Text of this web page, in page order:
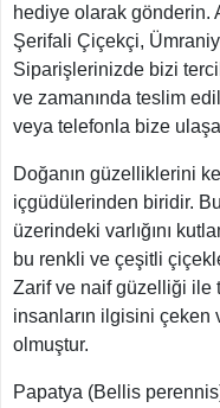
hediye olarak gönderin.
Şerifali Çiçekçi,
Siparişlerinizde bizi
ve zamanında teslim
veya telefonla bize
Doğanın güzelliklerini
içgüdülerinden biridir.
üzerindeki varlığını
bu renkli ve çeşitli
Zarif ve naif güzelliği ile
insanların ilgisini çeken
olmuştur.
Papatya (Bellis